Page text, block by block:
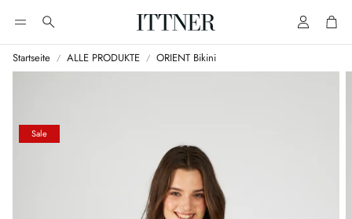
Suche AccountCart
Startseite ALLE PRODUKTE ORIENT Bikini
Sale